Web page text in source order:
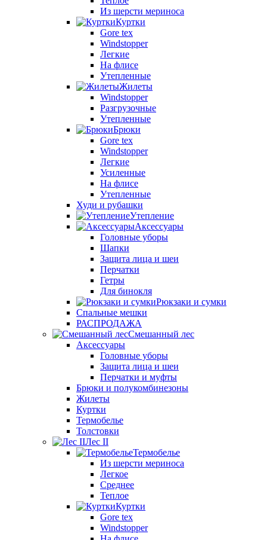
Из шерсти мериноса
Куртки
Gore tex
Windstopper
Легкие
На флисе
Утепленные
Жилеты
Windstopper
Разгрузочные
Утепленные
Брюки
Gore tex
Windstopper
Легкие
Усиленные
На флисе
Утепленные
Худи и рубашки
Утепление
Аксессуары
Головные уборы
Шапки
Защита лица и шеи
Перчатки
Гетры
Для бинокля
Рюкзаки и сумки
Спальные мешки
РАСПРОДАЖА
Смешанный лес
Аксессуары
Головные уборы
Защита лица и шеи
Перчатки и муфты
Брюки и полукомбинезоны
Жилеты
Куртки
Термобелье
Толстовки
Лес II
Термобелье
Из шерсти мериноса
Легкое
Среднее
Теплое
Куртки
Gore tex
Windstopper